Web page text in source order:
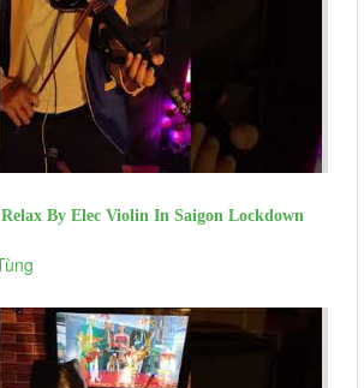
By Elec Violin In Saigon Lockdown